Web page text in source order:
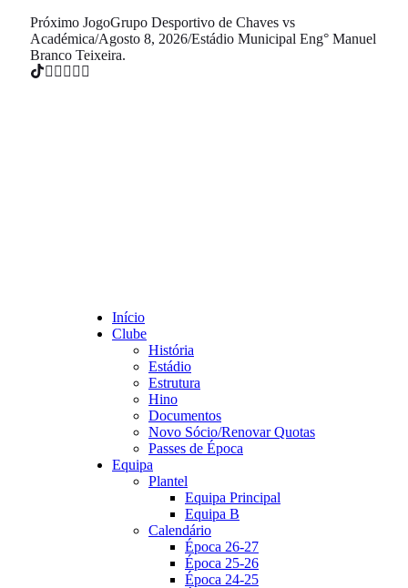
Próximo JogoGrupo Desportivo de Chaves vs
Académica/Agosto 8, 2026/Estádio Municipal Eng° Manuel
Branco Teixeira.
Início
Clube
História
Estádio
Estrutura
Hino
Documentos
Novo Sócio/Renovar Quotas
Passes de Época
Equipa
Plantel
Equipa Principal
Equipa B
Calendário
Época 26-27
Época 25-26
Época 24-25